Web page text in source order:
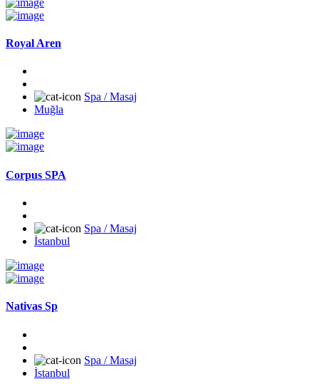
Royal Aren
Spa / Masaj
Muğla
Corpus SPA
Spa / Masaj
İstanbul
Nativas Sp
Spa / Masaj
İstanbul